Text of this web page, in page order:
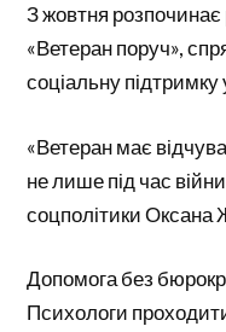
З жовтня
«Ветеран поруч»,
соціальну підтримку
«Ветеран має
не лише під час
соцполітики Оксана
Допомога без
Психологи